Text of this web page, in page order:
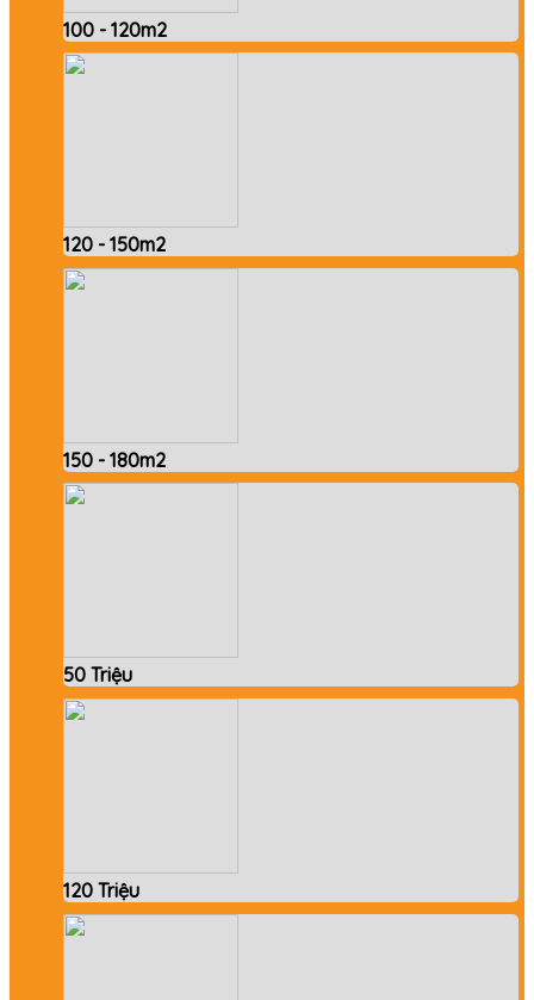
100 - 120m2
120 - 150m2
150 - 180m2
50 Triệu
120 Triệu